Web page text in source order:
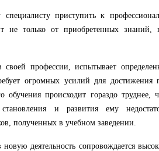
приступить к
не только от приобретенных знаний,
профессии, испытывает
огромных усилий для достижения
обучения происходит гораздо труднее,
и развития ему
полученных в учебном заведении.
деятельность сопровождается